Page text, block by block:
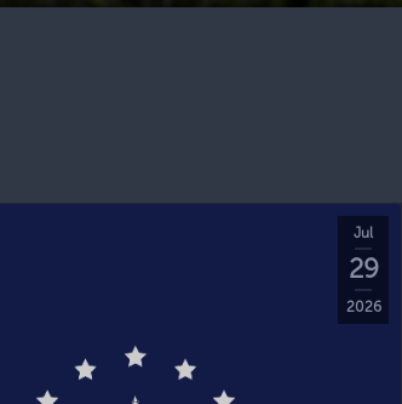
Jul
29
2026